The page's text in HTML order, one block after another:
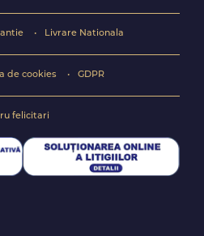
Livrare Nationala
de cookies GDPR
felicitari